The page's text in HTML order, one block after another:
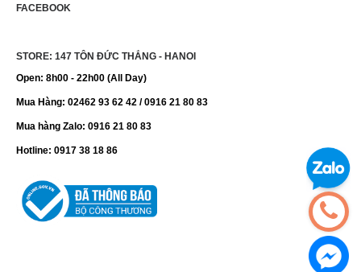
FACEBOOK
STORE: 147 TÔN ĐỨC THẮNG - HANOI
Open: 8h00 - 22h00 (All Day)
Mua Hàng: 02462 93 62 42 / 0916 21 80 83
Mua hàng Zalo: 0916 21 80 83
Hotline: 0917 38 18 86